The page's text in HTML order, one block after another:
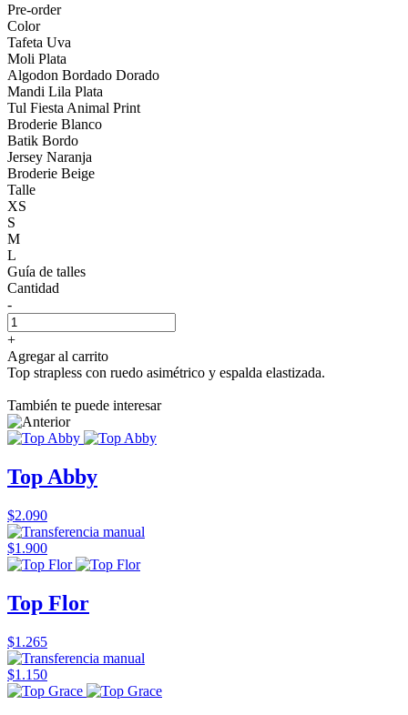
Pre-order
Color
Tafeta Uva
Moli Plata
Algodon Bordado Dorado
Mandi Lila Plata
Tul Fiesta Animal Print
Broderie Blanco
Batik Bordo
Jersey Naranja
Broderie Beige
Talle
XS
S
M
L
Guía de talles
Cantidad
-
+
Agregar al carrito
Top strapless con ruedo asimétrico y espalda elastizada.
También te puede interesar
Top Abby
$2.090
$1.900
Top Flor
$1.265
$1.150